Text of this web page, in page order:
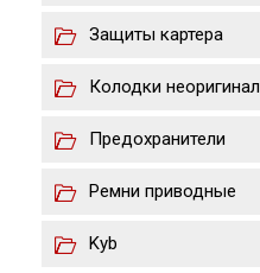
Защиты картера
Колодки неоригинал
Предохранители
Ремни приводные
Kyb